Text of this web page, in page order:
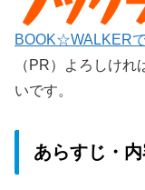
BOOK☆WALKER
（PR）よろしけ
いです。
あらすじ・